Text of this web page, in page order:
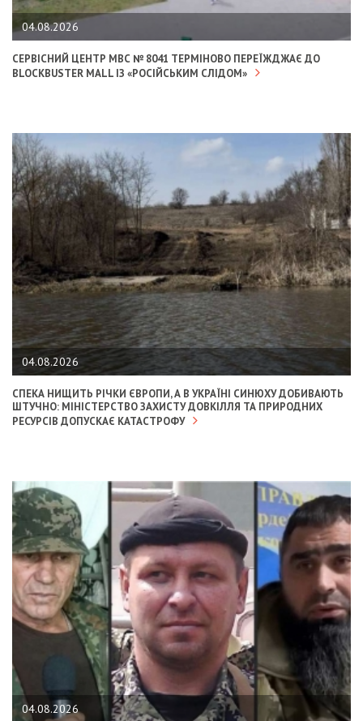
04.08.2026
СЕРВІСНИЙ ЦЕНТР МВС № 8041 ТЕРМІНОВО ПЕРЕЇЖДЖАЄ ДО
BLOCKBUSTER MALL ІЗ «РОСІЙСЬКИМ СЛІДОМ»
04.08.2026
СПЕКА НИЩИТЬ РІЧКИ ЄВРОПИ, А В УКРАЇНІ СИНЮХУ ДОБИВАЮТЬ
ШТУЧНО: МІНІСТЕРСТВО ЗАХИСТУ ДОВКІЛЛЯ ТА ПРИРОДНИХ
РЕСУРСІВ ДОПУСКАЄ КАТАСТРОФУ
04.08.2026